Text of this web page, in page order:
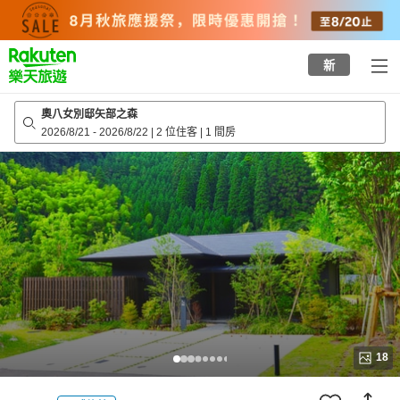
top
page
新
奧八女別邸矢部之森
2026/8/21 - 2026/8/22 | 2 位住客 | 1 間房
18